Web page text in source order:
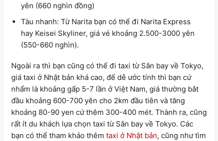
yên (660 nghìn đồng)
Tàu nhanh: Từ Narita bạn có thể đi Narita Express
hay Keisei Skyliner, giá vé khoảng 2.500-3000 yên
(550-660 nghìn).
Ngoài ra thì bạn cũng có thể đi taxi từ Sân bay về Tokyo,
giá taxi ở Nhật bản khá cao, để dễ ước tính thì bạn cứ
nhẩm là khoảng gấp 5-7 lần ở Việt Nam, giá thường bắt
đầu khoảng 600-700 yên cho 2km đầu tiên và tăng
khoảng 80-90 yen cứ thêm 300-400 mét. Thành ra, cũng
rất ít du khách lựa chọn taxi từ Sân bay về Tokyo. Các
bạn có thể tham khảo thêm taxi ở Nhật bản, cũng như tìm